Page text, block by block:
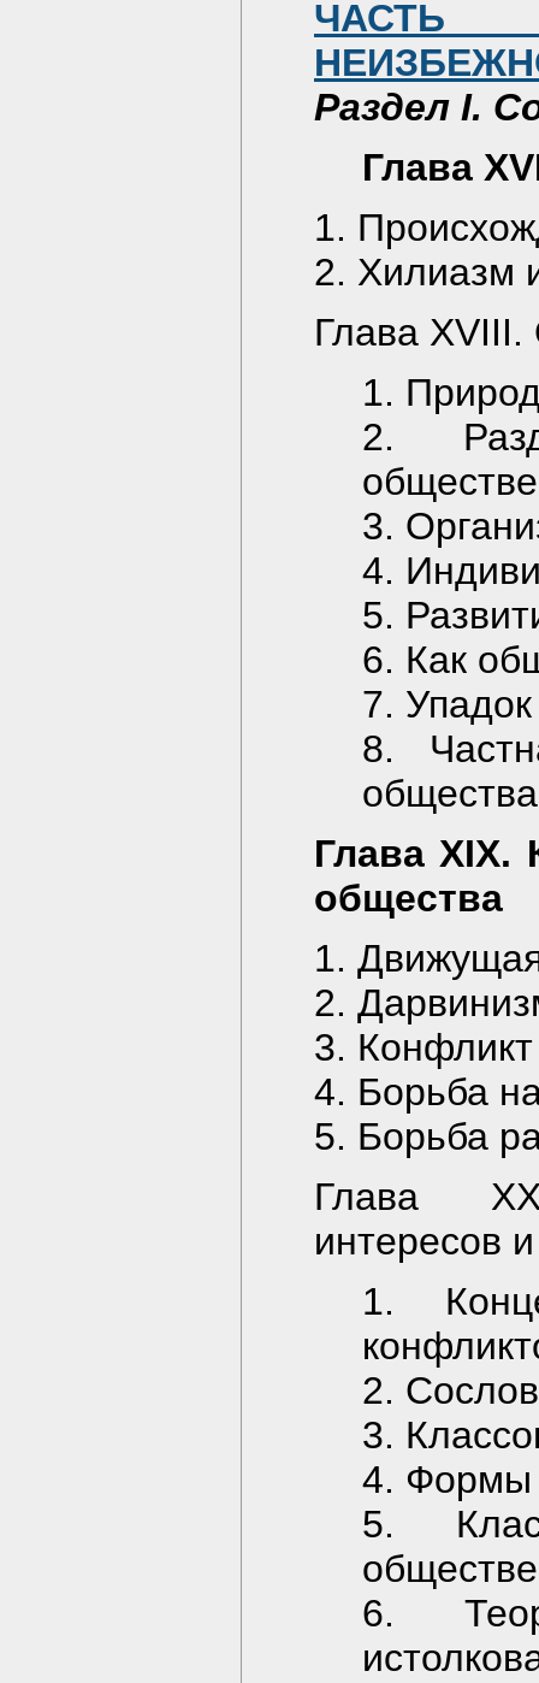
ЧАСТЬ
Раздел I.
Глава
1.
2. Хилиазм
Глава
1.
2.
3.
4.
5.
6. Как
7.
8.
общества
Глава XIX.
общества
1.
2.
3.
4. Борьба
5. Борьба
Глава
интересов
1.
2.
3.
4. Формы
5.
6.